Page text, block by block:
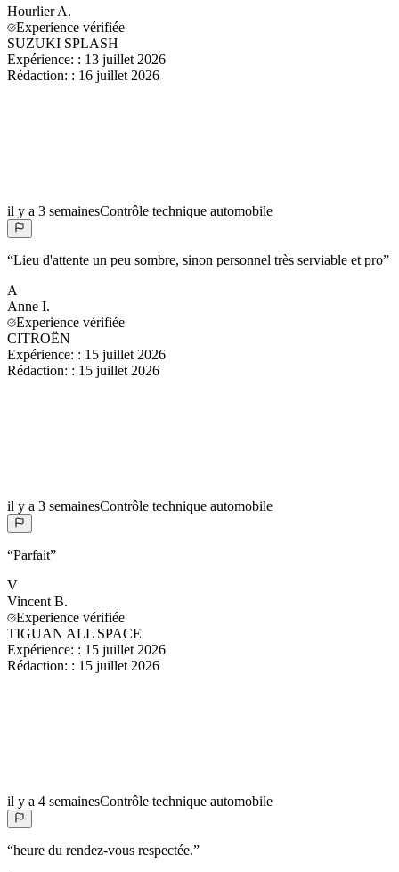
Hourlier A.
Experience vérifiée
SUZUKI SPLASH
Expérience: : 13 juillet 2026
Rédaction: : 16 juillet 2026
il y a 3 semainesContrôle technique automobile
“Lieu d'attente un peu sombre, sinon personnel très serviable et pro”
A
Anne I.
Experience vérifiée
CITROËN
Expérience: : 15 juillet 2026
Rédaction: : 15 juillet 2026
il y a 3 semainesContrôle technique automobile
“Parfait”
V
Vincent B.
Experience vérifiée
TIGUAN ALL SPACE
Expérience: : 15 juillet 2026
Rédaction: : 15 juillet 2026
il y a 4 semainesContrôle technique automobile
“heure du rendez-vous respectée.”